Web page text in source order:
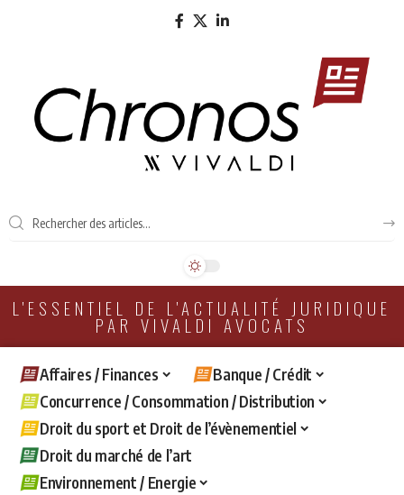
L'ESSENTIEL DE L'ACTUALITÉ JURIDIQUE
PAR VIVALDI AVOCATS
Affaires / Finances
Banque / Crédit
Concurrence / Consommation / Distribution
Droit du sport et Droit de l’évènementiel
Droit du marché de l’art
Environnement / Energie